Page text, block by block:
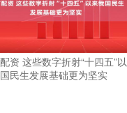
资 这些数字折射“十四五”以
民生发展基础更为坚实